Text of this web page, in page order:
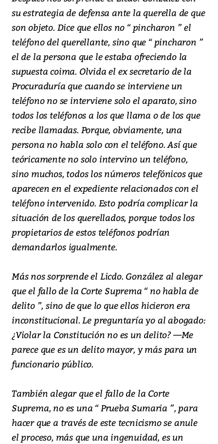
su estrategia de defensa ante la querella de que
son objeto. Dice que ellos no “ pincharon ” el
teléfono del querellante, sino que “ pincharon ”
el de la persona que le estaba ofreciendo la
supuesta coima. Olvida el ex secretario de la
Procuraduría que cuando se interviene un
teléfono no se interviene solo el aparato, sino
todos los teléfonos a los que llama o de los que
recibe llamadas. Porque, obviamente, una
persona no habla solo con el teléfono. Así que
teóricamente no solo intervino un teléfono,
sino muchos, todos los números telefónicos que
aparecen en el expediente relacionados con el
teléfono intervenido. Esto podría complicar la
situación de los querellados, porque todos los
propietarios de estos teléfonos podrían
demandarlos igualmente.
Más nos sorprende el Licdo. González al alegar
que el fallo de la Corte Suprema “ no habla de
delito ”, sino de que lo que ellos hicieron era
inconstitucional. Le preguntaría yo al abogado:
¿Violar la Constitución no es un delito? —Me
parece que es un delito mayor, y más para un
funcionario público.
También alegar que el fallo de la Corte
Suprema, no es una “ Prueba Sumaria ”, para
hacer que a través de este tecnicismo se anule
el proceso, más que una ingenuidad, es un